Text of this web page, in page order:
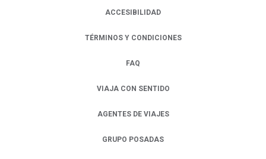
ACCESIBILIDAD
TÉRMINOS Y CONDICIONES
FAQ
VIAJA CON SENTIDO
AGENTES DE VIAJES
OPENS IN A NEW TAB.
GRUPO POSADAS
OPENS IN A NEW TAB.